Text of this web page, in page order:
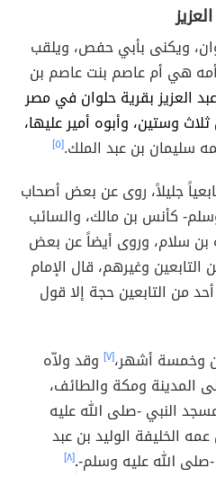
ويكنى بأبي حفص، ويلقب
هي أم عاصم بنت عاصم بن
العزيز بقرية حلوان في مصر
وستين، وأبوه أمير عليها،
سليمان بن عبد الملك.[٥]
جليلاً، روى عن بعض أصحاب
كأنس بن مالك، والسائب
بن سلام، وروى أيضاً عن بعض
وغيرهم، قال الإمام
من التابعين حجة إلا قول
وخمسة أشهر،[٧]
وقد ولاّه
المدينة ومكة والطائف،
النبي -صلى الله عليه
الخليفة الوليد بن عبد
-صلى الله عليه وسلم-.[٨]